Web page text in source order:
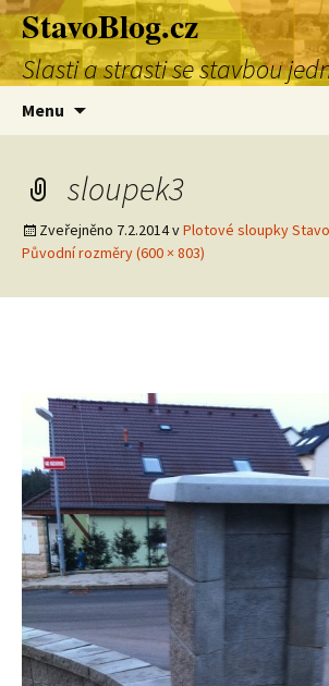
Přejít
k
obsahu
webu
StavoBlog.cz
Slasti a strasti se stavbou
Menu
sloupek3
Zveřejněno 7.2.2014vPlotové sloupky
Původní rozměry (600 × 803)